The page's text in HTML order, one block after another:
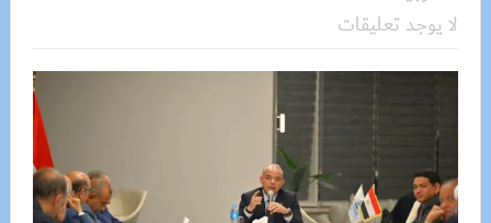
لا يوجد تعليقات